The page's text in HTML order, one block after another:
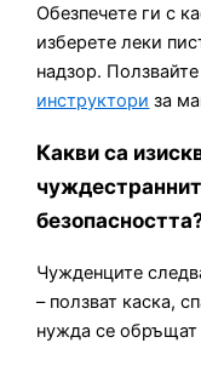
Обезпечете ги с
изберете леки
надзор.
инструктори за
Какви са
Чужденците
– ползват каска,
нужда се